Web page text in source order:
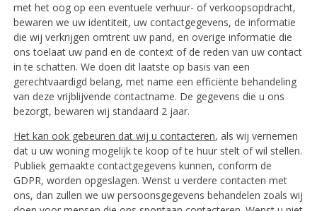
met het oog op een eventuele verhuur- of verkoopsopdracht,
bewaren we uw identiteit, uw contactgegevens, de informatie
die wij verkrijgen omtrent uw pand, en overige informatie die
ons toelaat uw pand en de context of de reden van uw contact
in te schatten. We doen dit laatste op basis van een
gerechtvaardigd belang, met name een efficiënte behandeling
van deze vrijblijvende contactname. De gegevens die u ons
bezorgt, bewaren wij standaard 2 jaar.
Het kan ook gebeuren dat wij u contacteren, als wij vernemen
dat u uw woning mogelijk te koop of te huur stelt of wil stellen.
Publiek gemaakte contactgegevens kunnen, conform de
GDPR, worden opgeslagen. Wenst u verdere contacten met
ons, dan zullen we uw persoonsgegevens behandelen zoals wij